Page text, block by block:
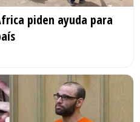
piden ayuda para